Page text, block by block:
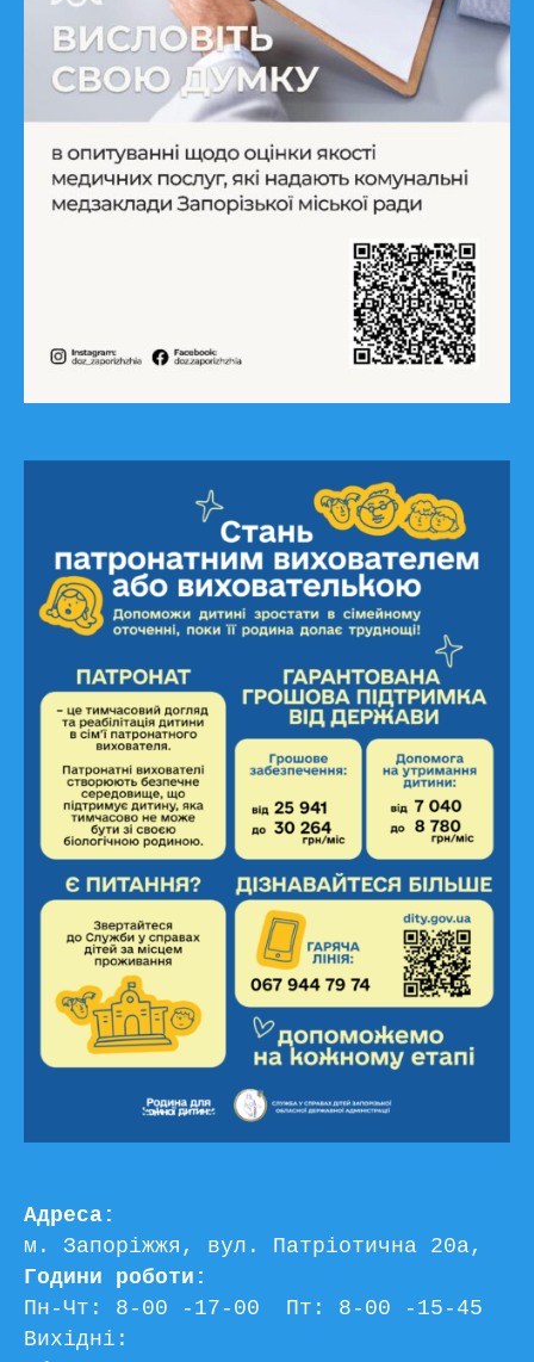
Адреса:
м. Запоріжжя, вул. Патріотична 20а,
Години роботи:
Пн-Чт: 8-00 -17-00  Пт: 8-00 -15-45
Вихідні: